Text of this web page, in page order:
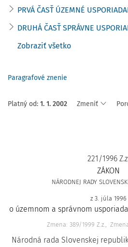
PRVÁ ČASŤ ÚZEMNÉ
DRUHÁ ČASŤ SPRÁVNE
Zobraziť všetko
Paragrafové znenie
Platný od: 1. 1. 2002 Zmeniť
221/1996
ZÁKON
NÁRODNEJ RADY
z 3. júla 1996
o územnom a správnom
Zmena: 389/1999 Z.z.
Národná rada Slovenskej